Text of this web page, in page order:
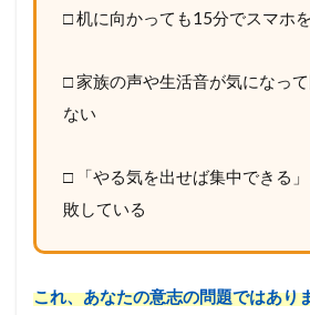
□ 机に向かっても15分でスマホ
□ 家族の声や生活音が気になっ
ない
□ 「やる気を出せば集中できる
敗している
これ、あなたの意志の問題ではあり